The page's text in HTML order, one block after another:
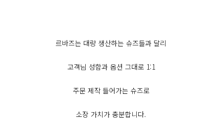
르바즈는 대량 생산하는 슈즈들과 달리
고객님 성함과 옵션 그대로 1:1
주문 제작 들어가는 슈즈로
소장 가치가 충분합니다.